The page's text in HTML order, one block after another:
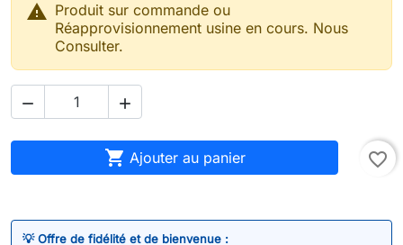
 Produit sur commande ou
Réapprovisionnement usine en cours. Nous
Consulter.
 
 Ajouter au panier favorite_border
💡 Offre de fidélité et de bienvenue :